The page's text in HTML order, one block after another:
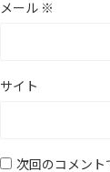
メール ※
サイト
次回のコメント